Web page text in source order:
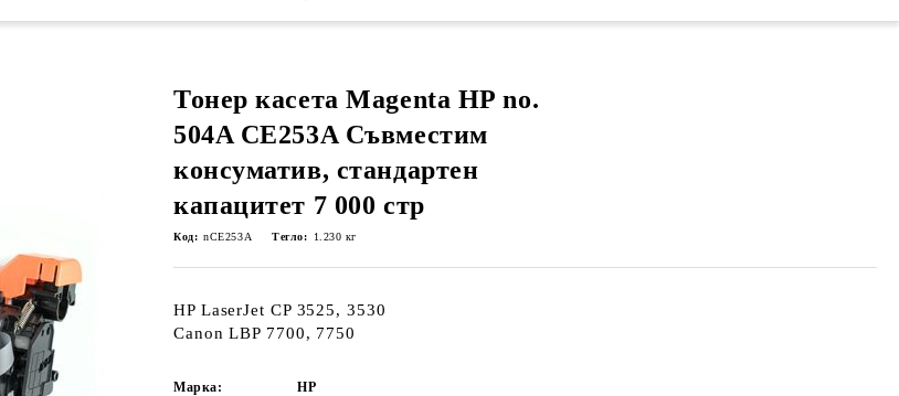
Тонер касета Magenta HP no.
504A CE253A Съвместим
консуматив, стандартен
капацитет 7 000 стр
Код: nCE253A Тегло: 1.230 кг
HP LaserJet CP 3525, 3530
Canon LBP 7700, 7750
Марка:
HP